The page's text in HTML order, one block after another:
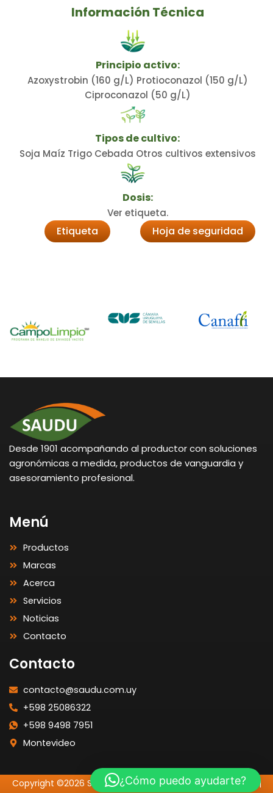
Información Técnica
Principio activo:
Azoxystrobin (160 g/L) Protioconazol (150 g/L)
Ciproconazol (50 g/L)
Tipos de cultivo:
Soja Maíz Trigo Cebada Otros cultivos extensivos
Dosis:
Ver etiqueta.
Etiqueta Hoja de seguridad
Desde 1901 acompañando al productor con soluciones
agronómicas a medida, productos de vanguardia y
asesoramiento profesional.
Menú
Productos
Marcas
Acerca
Servicios
Noticias
Contacto
Contacto
contacto@saudu.com.uy
+598 25086322
+598 9498 7951
Montevideo
Copyright ©2026 SAUDU | Todos los Derechos Reservados |
¿Cómo puedo ayudarte?